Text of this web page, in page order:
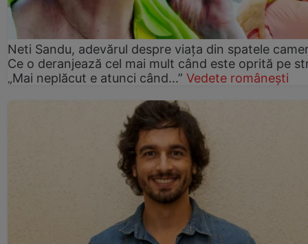
Neti Sandu, adevărul despre viața din spatele
Ce o deranjează cel mai mult când este oprită pe
„Mai neplăcut e atunci când...” Vedete românești